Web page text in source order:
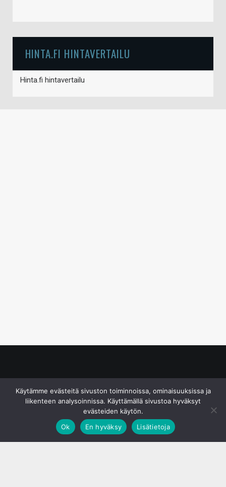
HINTA.FI HINTAVERTAILU
Hinta.fi hintavertailu
Käytämme evästeitä sivuston toiminnoissa, ominaisuuksissa ja
liikenteen analysoinnissa. Käyttämällä sivustoa hyväksyt
evästeiden käytön.
Ok
En hyväksy Lisätietoja